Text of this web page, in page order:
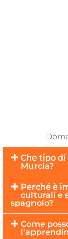
Che tipo
Murcia?
Perché è
culturali e
spagnolo?
Come